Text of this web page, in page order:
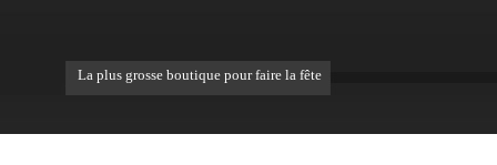
La plus grosse boutique pour faire la fête